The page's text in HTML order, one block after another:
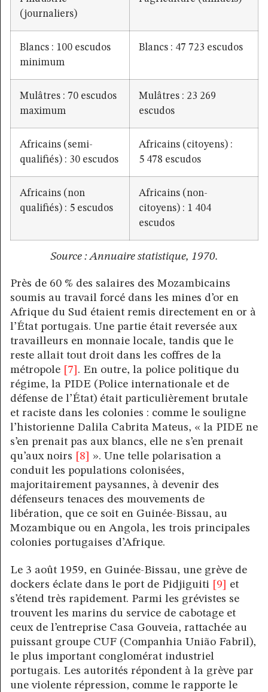
(journaliers)
Blancs : 100 escudos
minimum
Blancs : 47 723 escudos
Mulâtres : 70 escudos
maximum
Mulâtres : 23 269
escudos
Africains (semi-
qualifiés) : 30 escudos
Africains (citoyens) :
5 478 escudos
Africains (non
qualifiés) : 5 escudos
Africains (non-
citoyens) : 1 404
escudos
Source : Annuaire statistique, 1970.
Près de 60 % des salaires des Mozambicains
soumis au travail forcé dans les mines d’or en
Afrique du Sud étaient remis directement en or à
l’État portugais. Une partie était reversée aux
travailleurs en monnaie locale, tandis que le
reste allait tout droit dans les coffres de la
métropole
[7] . En outre, la police politique du
régime, la PIDE (Police internationale et de
défense de l’État) était particulièrement brutale
et raciste dans les colonies : comme le souligne
l’historienne Dalila Cabrita Mateus, « la PIDE ne
s’en prenait pas aux blancs, elle ne s’en prenait
qu’aux noirs
[8]
». Une telle polarisation a
conduit les populations colonisées,
majoritairement paysannes, à devenir des
défenseurs tenaces des mouvements de
libération, que ce soit en Guinée-Bissau, au
Mozambique ou en Angola, les trois principales
colonies portugaises d’Afrique.
Le 3 août 1959, en Guinée-Bissau, une grève de
dockers éclate dans le port de Pidjiguiti [9] et
s’étend très rapidement. Parmi les grévistes se
trouvent les marins du service de cabotage et
ceux de l’entreprise Casa Gouveia, rattachée au
puissant groupe CUF (Companhia União Fabril),
le plus important conglomérat industriel
portugais. Les autorités répondent à la grève par
une violente répression, comme le rapporte le